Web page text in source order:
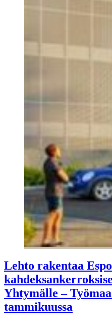
Lehto rakentaa
Yhtymälle –
tammikuussa